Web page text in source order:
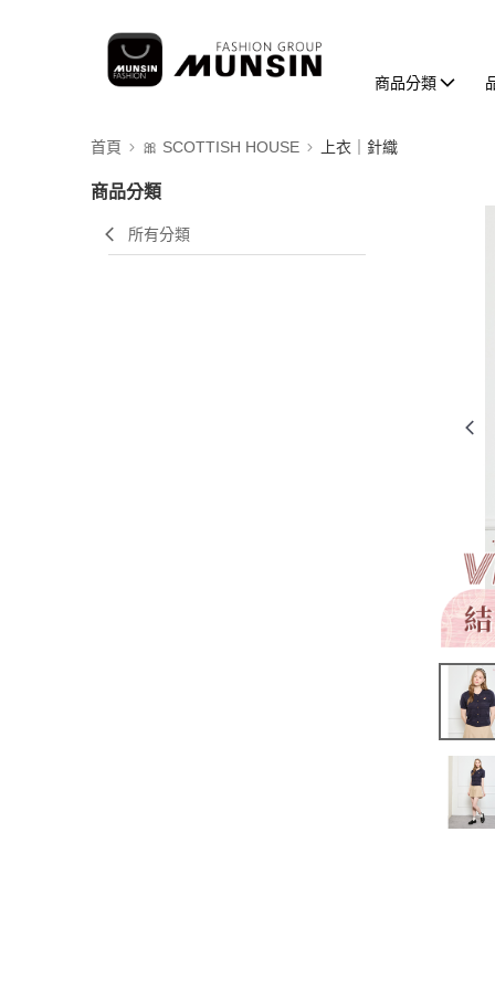
商品分類
首頁 🎀 SCOTTISH HOUSE 上衣｜針織
商品分類
所有分類